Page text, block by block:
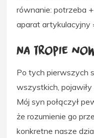
równanie: potrzeba
aparat artykulacyjny
Na tropie
Po tych pierwszych
wszystkich, pojawiły
Mój syn połączył
że rozumienie go
konkretne nasze